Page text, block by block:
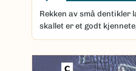
Rekken av små dentikler
skallet er et godt